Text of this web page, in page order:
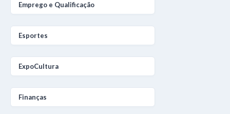
Emprego e Qualificação
Esportes
ExpoCultura
Finanças